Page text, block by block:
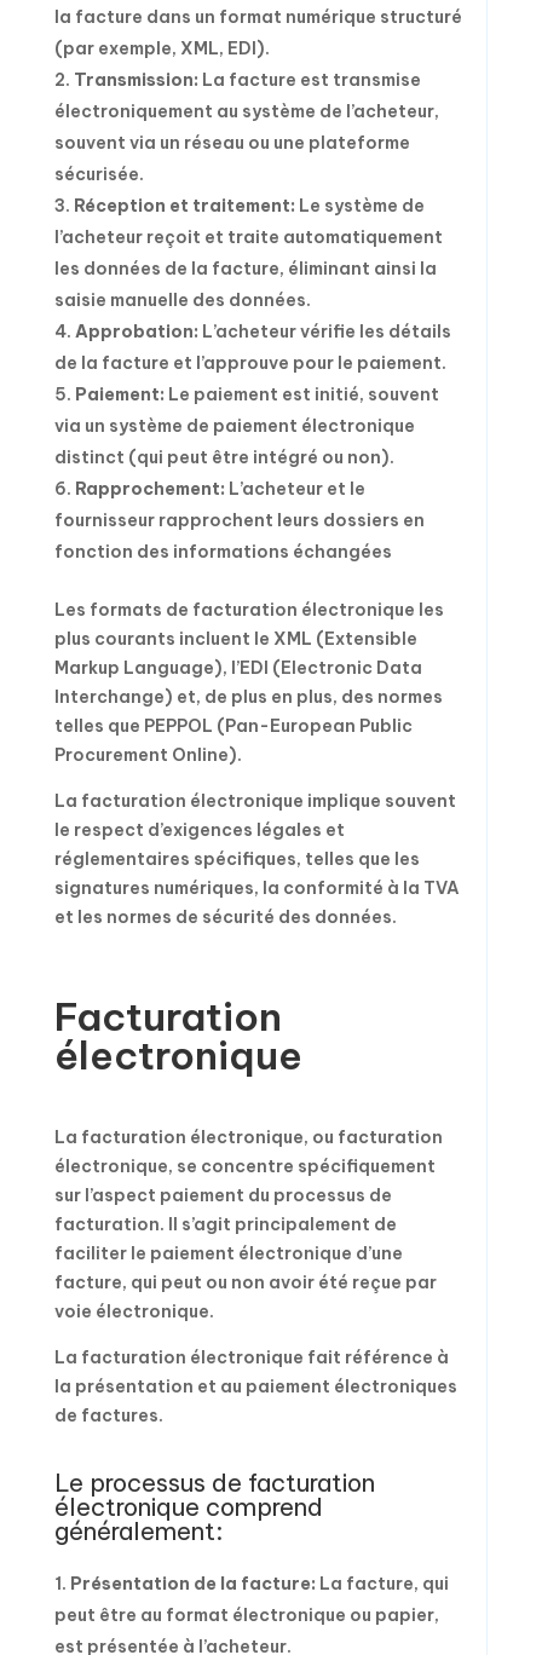
la facture dans un format numérique structuré
(par exemple, XML, EDI).
Transmission: La facture est transmise
électroniquement au système de l’acheteur,
souvent via un réseau ou une plateforme
sécurisée.
Réception et traitement: Le système de
l’acheteur reçoit et traite automatiquement
les données de la facture, éliminant ainsi la
saisie manuelle des données.
Approbation: L’acheteur vérifie les détails
de la facture et l’approuve pour le paiement.
Paiement: Le paiement est initié, souvent
via un système de paiement électronique
distinct (qui peut être intégré ou non).
Rapprochement: L’acheteur et le
fournisseur rapprochent leurs dossiers en
fonction des informations échangées
Les formats de facturation électronique les
plus courants incluent le XML (Extensible
Markup Language), l’EDI (Electronic Data
Interchange) et, de plus en plus, des normes
telles que PEPPOL (Pan-European Public
Procurement Online).
La facturation électronique implique souvent
le respect d’exigences légales et
réglementaires spécifiques, telles que les
signatures numériques, la conformité à la TVA
et les normes de sécurité des données.
Facturation
électronique
La facturation électronique, ou facturation
électronique, se concentre spécifiquement
sur l’aspect paiement du processus de
facturation. Il s’agit principalement de
faciliter le paiement électronique d’une
facture, qui peut ou non avoir été reçue par
voie électronique.
La facturation électronique fait référence à
la présentation et au paiement électroniques
de factures.
Le processus de facturation
électronique comprend
généralement:
Présentation de la facture: La facture, qui
peut être au format électronique ou papier,
est présentée à l’acheteur.